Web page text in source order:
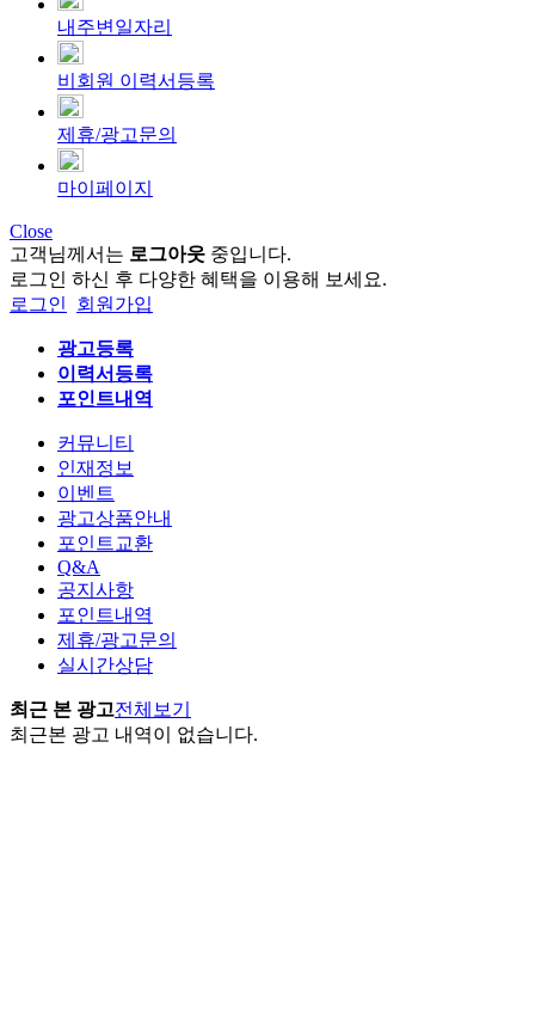
내주변일자리
비회원 이력서등록
제휴/광고문의
마이페이지
Close
고객님께서는 로그아웃 중입니다.
로그인 하신 후 다양한 혜택을 이용해 보세요.
로그인
회원가입
광고등록
이력서등록
포인트내역
커뮤니티
인재정보
이벤트
광고상품안내
포인트교환
Q&A
공지사항
포인트내역
제휴/광고문의
실시간상담
최근 본 광고전체보기
최근본 광고 내역이 없습니다.